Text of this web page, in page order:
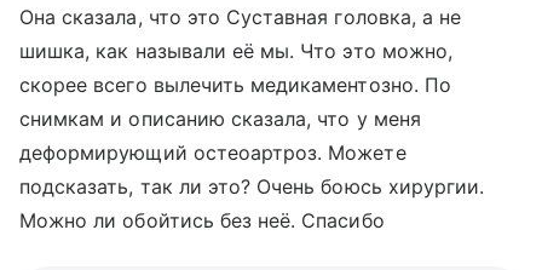
Она сказала, что это Суставная головка, а не
шишка, как называли её мы. Что это можно,
скорее всего вылечить медикаментозно. По
снимкам и описанию сказала, что у меня
деформирующий остеоартроз. Можете
подсказать, так ли это? Очень боюсь хирургии.
Можно ли обойтись без неё. Спасибо